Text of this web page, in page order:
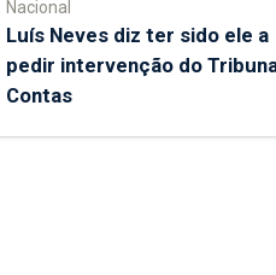
Nacional
Luís Neves diz ter sido ele a
pedir intervenção do
Contas